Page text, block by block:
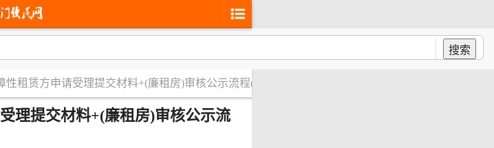
搜索
性租赁方申请受理提交材料+(廉租房)审核公示流程(第四批)
理提交材料+(廉租房)审核公示流